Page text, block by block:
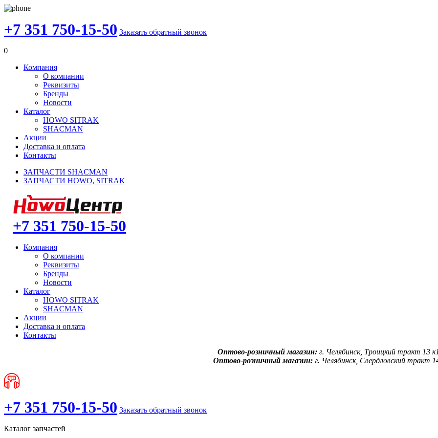
+7 351 750-15-50 Заказать обратный звонок
0
Компания
О компании
Реквизиты
Бренды
Новости
Каталог
HOWO SITRAK
SHACMAN
Акции
Доставка и оплата
Контакты
ЗАПЧАСТИ SHACMAN
ЗАПЧАСТИ HOWO, SITRAK
+7 351 750-15-50
Компания
О компании
Реквизиты
Бренды
Новости
Каталог
HOWO SITRAK
SHACMAN
Акции
Доставка и оплата
Контакты
Оптово-розничный магазин: г. Челябинск, Троицкий тракт 13
Оптово-розничный магазин:г. Челябинск, Свердловский тракт
+7 351 750-15-50 Заказать обратный звонок
Каталог запчастей